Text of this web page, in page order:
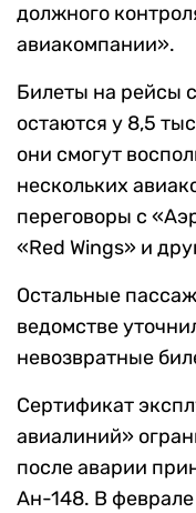
должного
авиакомпании».
Билеты на рейсы
остаются у 8,5
они смогут
нескольких
переговоры с
«Red Wings» и
Остальные
ведомстве
невозвратные
Сертификат
авиалиний»
после аварии
Ан-148. В феврале